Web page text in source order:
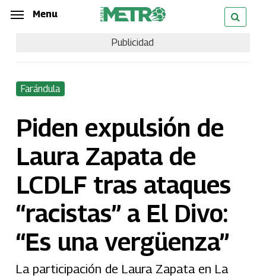
Skip
content
Menu
Publicidad
Farándula
Piden expulsión de
Laura Zapata de
LCDLF tras ataques
“racistas” a El Divo:
“Es una vergüenza”
La participación de Laura Zapata en La
Menu